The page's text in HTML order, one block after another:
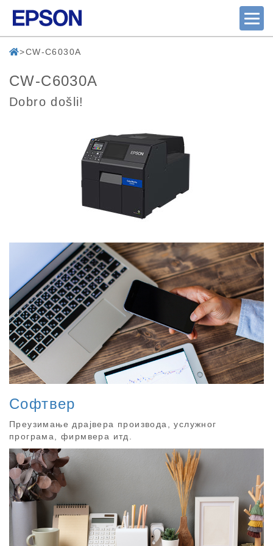
CW-C6030A
CW-C6030A
Dobro došli!
Софтвер
Преузимање драјвера производа, услужног
програма, фирмвера итд.